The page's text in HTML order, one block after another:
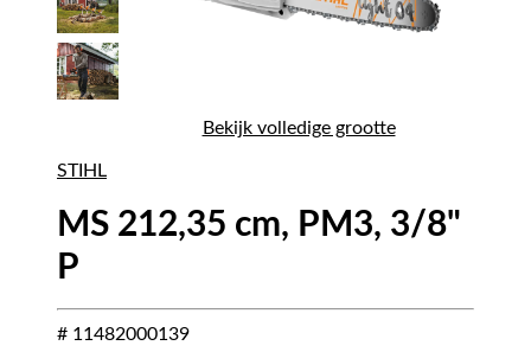
Bekijk volledige grootte
STIHL
MS 212,35 cm, PM3, 3/8"
P
# 11482000139